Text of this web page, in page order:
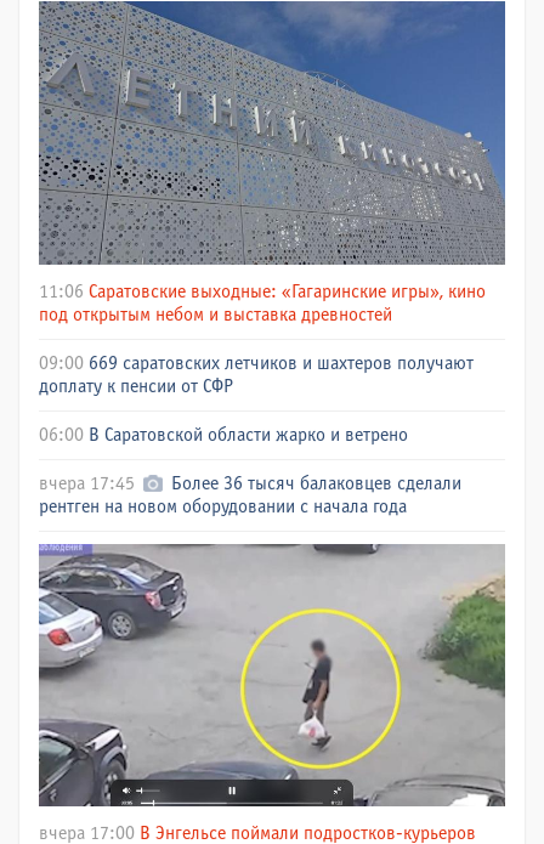
11:06 Саратовские выходные: «Гагаринские игры», кино
под открытым небом и выставка древностей
09:00 669 саратовских летчиков и шахтеров получают
доплату к пенсии от СФР
06:00 В Саратовской области жарко и ветрено
вчера 17:45
Более 36 тысяч балаковцев сделали
рентген на новом оборудовании с начала года
вчера 17:00 В Энгельсе поймали подростков-курьеров